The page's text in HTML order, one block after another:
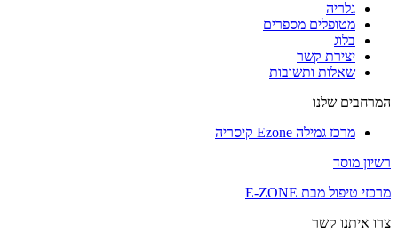
גלריה
מטופלים מספרים
בלוג
יצירת קשר
שאלות ותשובות
המרחבים שלנו
מרכז גמילה Ezone קיסריה
רשיון מוסד
מרכזי טיפול מבת E-ZONE
צרו איתנו קשר